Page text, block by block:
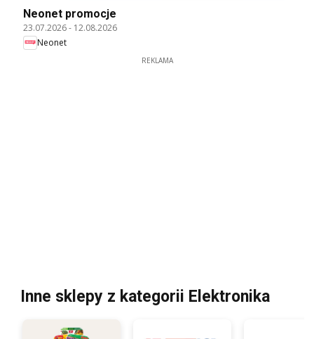
Neonet promocje
23.07.2026- 12.08.2026
Neonet
REKLAMA
Inne sklepy z kategorii Elektronika